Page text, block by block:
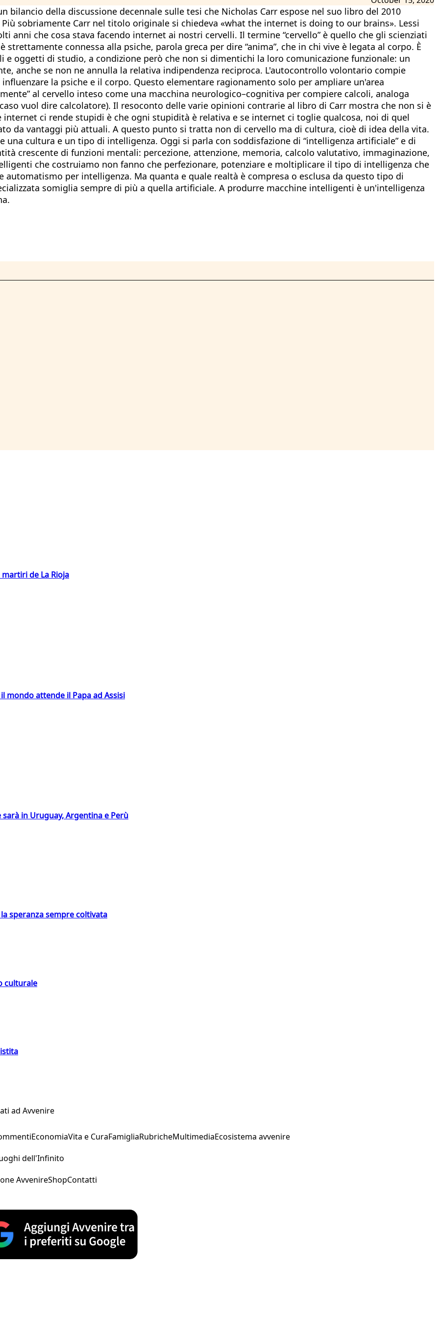
bilancio della discussione decennale sulle tesi che Nicholas Carr espose nel suo libro del 2010
sobriamente Carr nel titolo originale si chiedeva «what the internet is doing to our brains». Lessi
anni che cosa stava facendo internet ai nostri cervelli. Il termine “cervello” è quello che gli scienziati
connessa alla psiche, parola greca per dire “anima”, che in chi vive è legata al corpo. È
oggetti di studio, a condizione però che non si dimentichi la loro comunicazione funzionale: un
anche se non ne annulla la relativa indipendenza reciproca. L'autocontrollo volontario compie
la psiche e il corpo. Questo elementare ragionamento solo per ampliare un'area
al cervello inteso come una macchina neurologico–cognitiva per compiere calcoli, analoga
vuol dire calcolatore). Il resoconto delle varie opinioni contrarie al libro di Carr mostra che non si è
ci rende stupidi è che ogni stupidità è relativa e se internet ci toglie qualcosa, noi di quel
da vantaggi più attuali. A questo punto si tratta non di cervello ma di cultura, cioè di idea della vita.
una cultura e un tipo di intelligenza. Oggi si parla con soddisfazione di “intelligenza artificiale” e di
crescente di funzioni mentali: percezione, attenzione, memoria, calcolo valutativo, immaginazione,
che costruiamo non fanno che perfezionare, potenziare e moltiplicare il tipo di intelligenza che
automatismo per intelligenza. Ma quanta e quale realtà è compresa o esclusa da questo tipo di
somiglia sempre di più a quella artificiale. A produrre macchine intelligenti è un'intelligenza
de La Rioja
mondo attende il Papa ad Assisi
in Uruguay, Argentina e Perù
speranza sempre coltivata
culturale
ad Avvenire
EconomiaVita e CuraFamigliaRubricheMultimediaEcosistema avvenire
dell'Infinito
AvvenireShopContatti